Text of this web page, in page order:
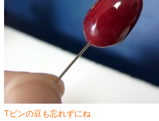
Tピンの豆も忘れずにね